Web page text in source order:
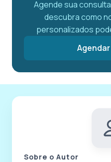
Agende sua
descubra como
personalizados
Sobre o Autor